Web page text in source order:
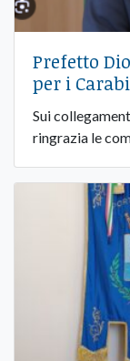
Prefetto
per i
Sui
ringrazia le